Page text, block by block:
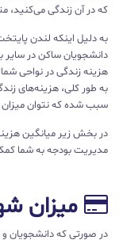
که در آن زندگی می‌کنید،
به دلیل اینکه لندن
دانشجویان ساکن در
هزینه زندگی در نواحی
به طور کلی، هزینه‌های
سبب شده که نتوان میزان
در بخش زیر میانگین
مدیریت بودجه به شما
میزان
در صورتی که دانشجویان